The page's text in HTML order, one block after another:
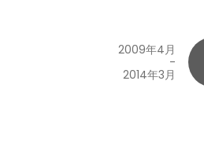
2009年4月
-
2014年3月